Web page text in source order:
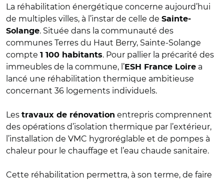
La réhabilitation énergétique concerne aujourd’hui
de multiples villes, à l’instar de celle de Sainte-
Solange. Située dans la communauté des
communes Terres du Haut Berry, Sainte-Solange
compte 1 100 habitants. Pour pallier la précarité des
immeubles de la commune, l’ ESH France Loire a
lancé une réhabilitation thermique ambitieuse
concernant 36 logements individuels.
Les travaux de rénovation entrepris comprennent
des opérations d’isolation thermique par l’extérieur,
l’installation de VMC hygroréglable et de pompes à
chaleur pour le chauffage et l’eau chaude sanitaire.
Cette réhabilitation permettra, à son terme, de faire